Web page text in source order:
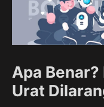
Apa
Urat